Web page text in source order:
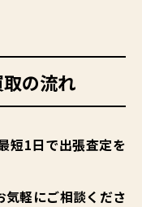
の流れ
短1日で出張査定を
気軽にご相談くださ